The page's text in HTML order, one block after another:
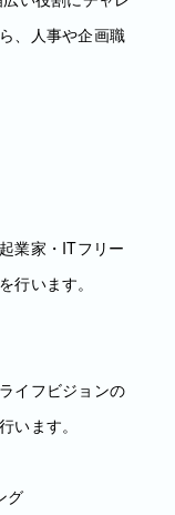
、人事や企画職
業家・ITフリー
行います。
イフビジョンの
います。
グ